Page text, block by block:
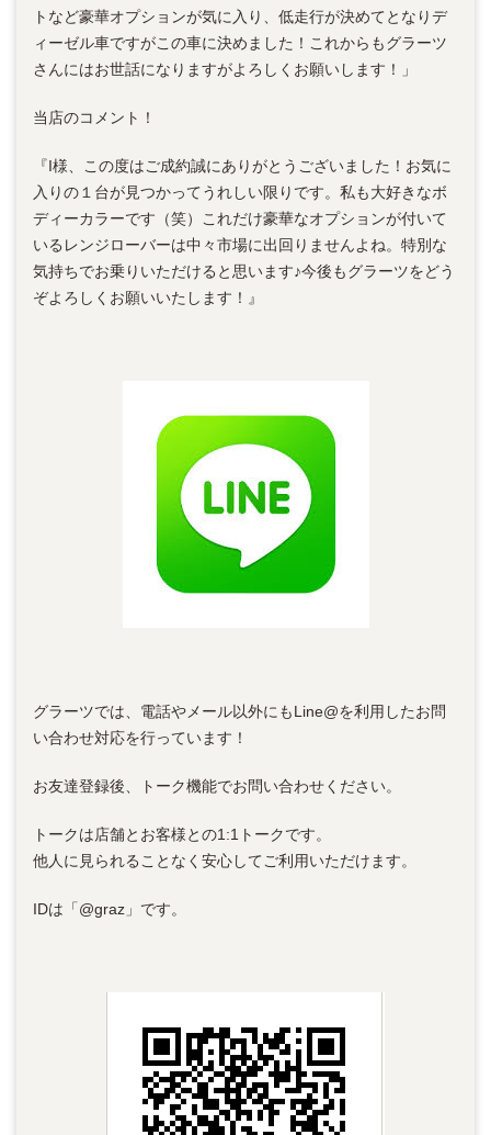
トなど豪華オプションが気に入り、低走行が決めてとなりデ
ィーゼル車ですがこの車に決めました！これからもグラーツ
さんにはお世話になりますがよろしくお願いします！」
当店のコメント！
『I様、この度はご成約誠にありがとうございました！お気に
入りの１台が見つかってうれしい限りです。私も大好きなボ
ディーカラーです（笑）これだけ豪華なオプションが付いて
いるレンジローバーは中々市場に出回りませんよね。特別な
気持ちでお乗りいただけると思います♪今後もグラーツをどう
ぞよろしくお願いいたします！』
グラーツでは、電話やメール以外にもLine@を利用したお問
い合わせ対応を行っています！
お友達登録後、トーク機能でお問い合わせください。
トークは店舗とお客様との1:1トークです。
他人に見られることなく安心してご利用いただけます。
IDは「@graz」です。